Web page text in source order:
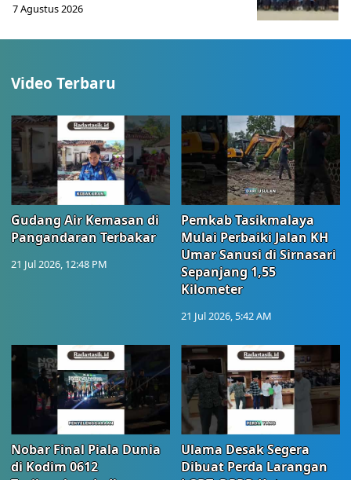
7 Agustus 2026
Video Terbaru
Gudang Air Kemasan di
Pangandaran Terbakar
21 Jul 2026, 12:48 PM
Pemkab Tasikmalaya
Mulai Perbaiki Jalan KH
Umar Sanusi di Sirnasari
Sepanjang 1,55
Kilometer
21 Jul 2026, 5:42 AM
Nobar Final Piala Dunia
di Kodim 0612
Ulama Desak Segera
Dibuat Perda Larangan